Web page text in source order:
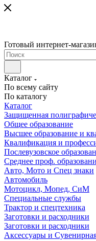
Готовый интернет-
Каталог
По всему сайту
По каталогу
Каталог
Защищенная
Общее образование
Высшее образование и
Квалификация и
Послевузовское
Среднее проф.
Авто, Мото и Спец знаки
Автомобиль
Мотоцикл, Мопед, СиМ
Специальные службы
Трактор и спецтехника
Заготовки и расходники
Заготовки и расходники
Аксессуары и